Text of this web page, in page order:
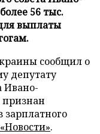
56 тыс.
выплаты
сообщил о
депутату
Ивано-
.